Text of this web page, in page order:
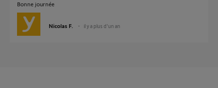
Bonne journée
Nicolas F. il y a plus d'un an